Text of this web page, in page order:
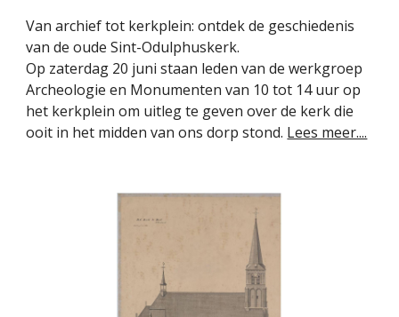
Van archief tot kerkplein: ontdek de geschiedenis
van de oude Sint-Odulphuskerk.
Op zaterdag 20 juni staan leden van de werkgroep
Archeologie en Monumenten van 10 tot 14 uur op
het kerkplein om uitleg te geven over de kerk die
ooit in het midden van ons dorp stond. Lees meer....